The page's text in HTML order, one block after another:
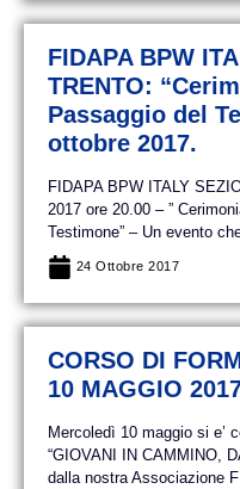
FIDAPA BPW
TRENTO:
Passaggio del
ottobre 2017.
FIDAPA BPW ITALY
2017 ore 20.00 – ”
Testimone” – Un evento che
24 Ottobre 2017
CORSO DI
10 MAGGIO
Mercoledì 10 maggio si e’
“GIOVANI IN CAMMINO,
dalla nostra Associazione